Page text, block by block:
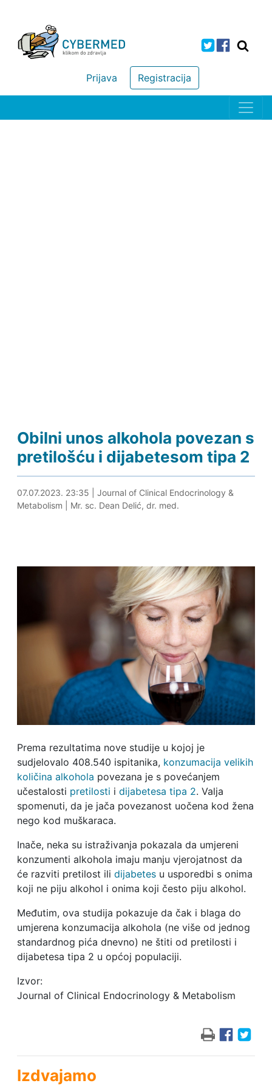
Registracija
Prijava
Obilni unos alkohola povezan s
pretilošću i dijabetesom tipa 2
07.07.2023. 23:51
07.07.2023. 23:35
Journal of Clinical Endocrinology &
Metabolism
Mr. sc. Dean Delić, dr. med.
Prema rezultatima nove studije u kojoj je
sudjelovalo 408.540 ispitanika, konzumacija velikih
količina alkohola povezana je s povećanjem
učestalosti pretilosti i dijabetesa tipa 2. Valja
spomenuti, da je jača povezanost uočena kod žena
nego kod muškaraca.
Inače, neka su istraživanja pokazala da umjereni
konzumenti alkohola imaju manju vjerojatnost da
će razviti pretilost ili dijabetesu usporedbi s onima
koji ne piju alkohol i onima koji često piju alkohol.
Međutim, ova studija pokazuje da čak i blaga do
umjerena konzumacija alkohola (ne više od jednog
standardnog pića dnevno) ne štiti od pretilosti i
dijabetesa tipa 2 u općoj populaciji.
Izvor:
Journal of Clinical Endocrinology & Metabolism
Izdvajamo